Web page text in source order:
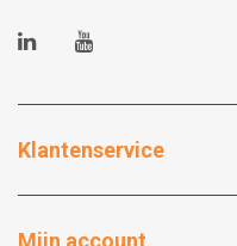
Klantenservice
Mijn account